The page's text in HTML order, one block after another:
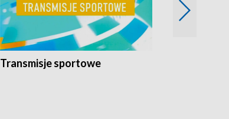
Transmisje sportowe